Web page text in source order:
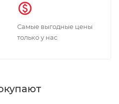
Самые выгодные цены
только у нас